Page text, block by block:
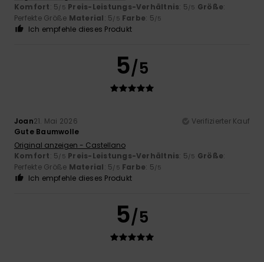
Komfort: 5/5 Preis-Leistungs-Verhältnis: 5/5 Größe:
Perfekte Größe Material: 5/5 Farbe: 5/5
Ich empfehle dieses Produkt
5/5
Joan21. Mai 2026
Verifizierter Kauf
Gute Baumwolle
Original anzeigen - Castellano
Komfort: 5/5 Preis-Leistungs-Verhältnis: 5/5 Größe:
Perfekte Größe Material: 5/5 Farbe: 5/5
Ich empfehle dieses Produkt
5/5